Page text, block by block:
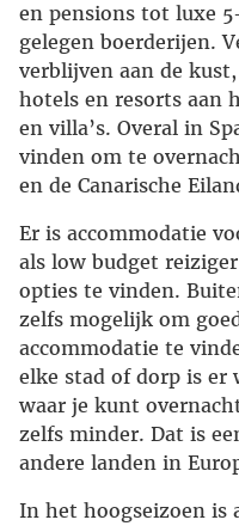
en pensions tot luxe
gelegen boerderijen.
verblijven aan de
hotels en resorts aan
en villa’s. Overal in
vinden om te
en de Canarische
Er is accommodatie
als low budget
opties te vinden.
zelfs mogelijk om
accommodatie te
elke stad of dorp is er
waar je kunt
zelfs minder. Dat is
andere landen in
In het hoogseizoen is